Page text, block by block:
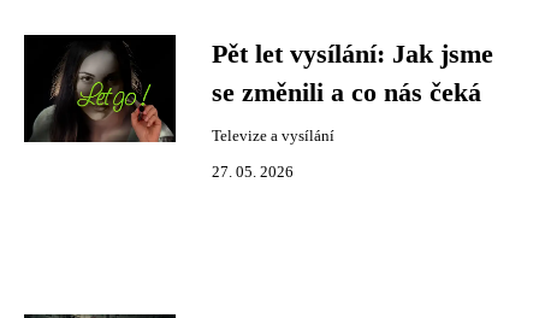
Pět let vysílání: Jak jsme
se změnili a co nás čeká
Televize a vysílání
27. 05. 2026